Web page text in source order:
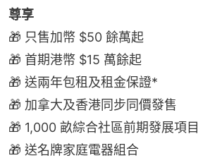
尊享
🎁 只售加幣 $50 餘萬起
🎁 首期港幣 $15 萬餘起
🎁 送兩年包租及租金保證*
🎁 加拿大及香港同步同價發售
🎁 1,000 畝綜合社區前期發展項目
🎁 送名牌家庭電器組合